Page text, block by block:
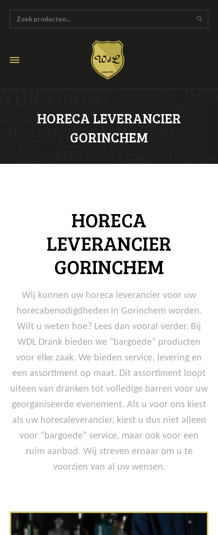
HORECA LEVERANCIER
GORINCHEM
HORECA
LEVERANCIER
GORINCHEM
Wij kunnen uw horeca leverancier voor uw
horecabenodigdheden in Gorinchem worden.
Wilt u weten hoe? Lees dan vooral verder. Bij
WDL Drank bieden we “bargoede” producten
voor elke zaak. We bieden service, levering en
een assortiment op maat. Dit assortiment loopt
uiteen van dranken tot volledige barren voor uw
georganiseerde evenement. Als u voor ons kiest
als uw horecaleverancier, kiest u dus niet alleen
voor “bargoede” service, maar ook voor een
ruim aanbod. Wij streven ernaar om u te
voorzien van al uw wensen.